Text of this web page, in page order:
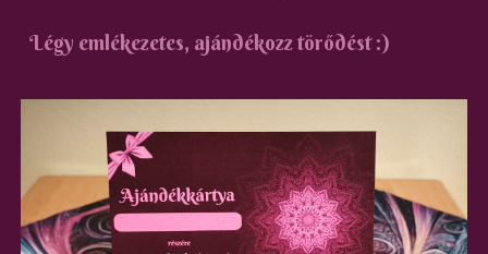
Légy emlékezetes, ajándékozz törődést :)